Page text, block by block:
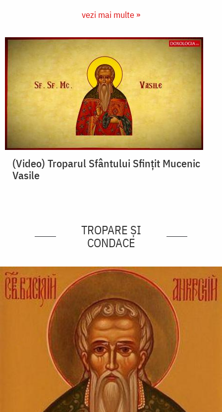
vezi mai multe »
(Video) Troparul Sfântului Sfințit Mucenic
Vasile
TROPARE ȘI
CONDACE